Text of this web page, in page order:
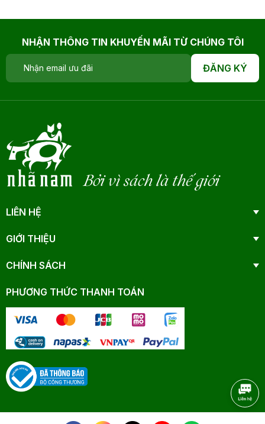
NHẬN THÔNG TIN KHUYẾN MÃI TỪ CHÚNG TÔI
ĐĂNG KÝ
Bởi vì sách là thế giới
LIÊN HỆ
GIỚI THIỆU
CHÍNH SÁCH
PHƯƠNG THỨC THANH TOÁN